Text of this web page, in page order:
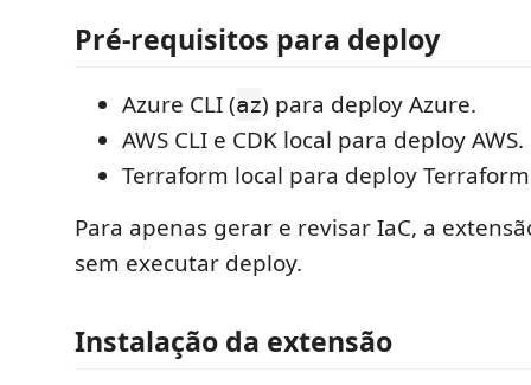
Pré-requisitos para deploy
Azure CLI (az) para deploy Azure.
AWS CLI e CDK local para deploy AWS.
Terraform local para deploy
Para apenas gerar e revisar IaC, a
sem executar deploy.
Instalação da extensão